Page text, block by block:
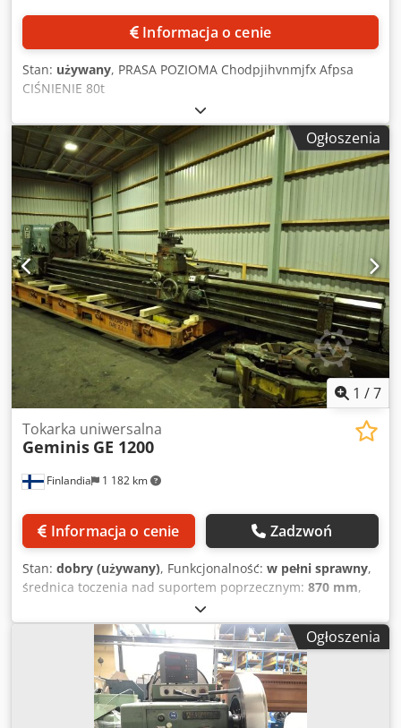
Informacja o cenie
Stan: używany, PRASA POZIOMA Chodpjihvnmjfx Afpsa
CIŚNIENIE 80t
Ogłoszenia
1 /7
Finlandia 1 182 km
Tokarka uniwersalna
Geminis GE 1200
Informacja o cenie Zadzwoń
Stan: dobry (używany), Funkcjonalność: w pełni sprawny,
średnica toczenia nad suportem poprzecznym: 870 mm,
1 200 mm, średnica toczenia nad
suwakiem górnym:1 600 mm, długość toczenia:6 000 mm,
prędkość wrzeciona (maks.):550 obr./min, prędkość
wrzeciona (min.):
6 obr./min, Tokarka ciężka do obróbki
zgrubnej Geminis GE 1200 Geminis GE 1200 to solidna,
precyzyjna tokarka konwencjonalna przeznaczona do
obróbki wielkogabarytowej w przemyśle ciężkim. Słynie z
Ogłoszenia